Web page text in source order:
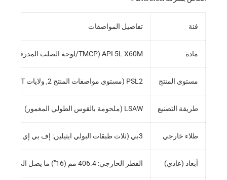
فئة تفاصيل المواصفات
مادة API 5L X60M (TMCP/لوحة الصلب المدرفلة التي تسيطر عليها)
مستوى المنتج PSL2 (مستوى مواصفات المنتج 2, ولايات CVN, NDT, وكيمياء أكثر إحكاما)
طريقة التصنيع LSAW (ملحومة بالقوس الطولي المغمور)
طلاء خارجي 3بي (ثلاث طبقات البولي ايثيلين: إف بي إي + لزاق + بي)
أبعاد (عادي) القطر الخارجي: 406.4 مم (16″) ما يصل الى 1422 مم (56″)